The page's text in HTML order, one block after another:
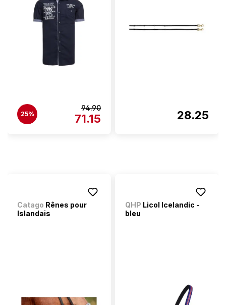
25%
94.90
71.15 28.25
Catago Rênes pour
Islandais
QHP Licol Icelandic -
bleu